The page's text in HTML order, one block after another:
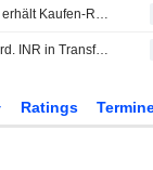
HITACHI ENERGY INDIA LIMITED : erhält Kaufen-Rating von Way2Wealth Brokers
Hitachi Energy India investiert 20 Mrd. INR in Transformatorenwerk in Gujarat; Aktie steigt um 3%
Ratings